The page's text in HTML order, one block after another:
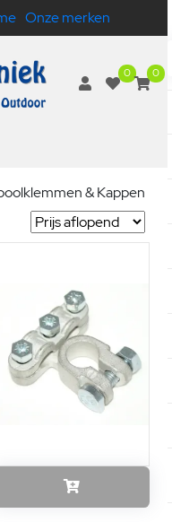
Onze merken
0 0
& Kappen